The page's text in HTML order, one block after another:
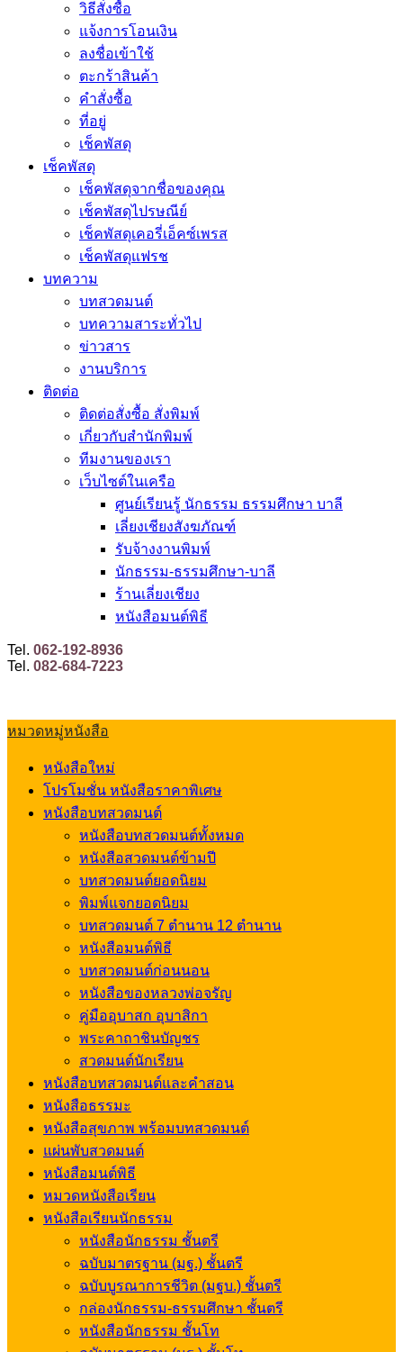
วิธีสั่งซื้อ
แจ้งการโอนเงิน
ลงชื่อเข้าใช้
ตะกร้าสินค้า
คำสั่งซื้อ
ที่อยู่
เช็คพัสดุ
เช็คพัสดุ
เช็คพัสดุจากชื่อของคุณ
เช็คพัสดุไปรษณีย์
เช็คพัสดุเคอรี่เอ็คซ์เพรส
เช็คพัสดุแฟรช
บทความ
บทสวดมนต์
บทความสาระทั่วไป
ข่าวสาร
งานบริการ
ติดต่อ
ติดต่อสั่งซื้อ สั่งพิมพ์
เกี่ยวกับสำนักพิมพ์
ทีมงานของเรา
เว็บไซต์ในเครือ
ศูนย์เรียนรู้ นักธรรม ธรรมศึกษา บาลี
เลี่ยงเชียงสังฆภัณฑ์
รับจ้างงานพิมพ์
นักธรรม-ธรรมศึกษา-บาลี
ร้านเลี่ยงเชียง
หนังสือมนต์พิธี
Tel. 062-192-8936
Tel. 082-684-7223
หมวดหมู่หนังสือ
หนังสือใหม่
โปรโมชั่น หนังสือราคาพิเศษ
หนังสือบทสวดมนต์
หนังสือบทสวดมนต์ทั้งหมด
หนังสือสวดมนต์ข้ามปี
บทสวดมนต์ยอดนิยม
พิมพ์แจกยอดนิยม
บทสวดมนต์ 7 ตำนาน 12 ตำนาน
หนังสือมนต์พิธี
บทสวดมนต์ก่อนนอน
หนังสือของหลวงพ่อจรัญ
คู่มืออุบาสก อุบาสิกา
พระคาถาชินบัญชร
สวดมนต์นักเรียน
หนังสือบทสวดมนต์และคำสอน
หนังสือธรรมะ
หนังสือสุขภาพ พร้อมบทสวดมนต์
แผ่นพับสวดมนต์
หนังสือมนต์พิธี
หมวดหนังสือเรียน
หนังสือเรียนนักธรรม
หนังสือนักธรรม ชั้นตรี
ฉบับมาตรฐาน (มฐ.) ชั้นตรี
ฉบับบูรณาการชีวิต (มฐบ.) ชั้นตรี
กล่องนักธรรม-ธรรมศึกษา ชั้นตรี
หนังสือนักธรรม ชั้นโท